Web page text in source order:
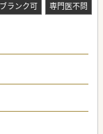
ブランク可 専門医不問